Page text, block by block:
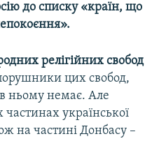
до списку «країн, що
релігійних свобод
цих свобод,
ньому немає. Але
української
на частині Донбасу –